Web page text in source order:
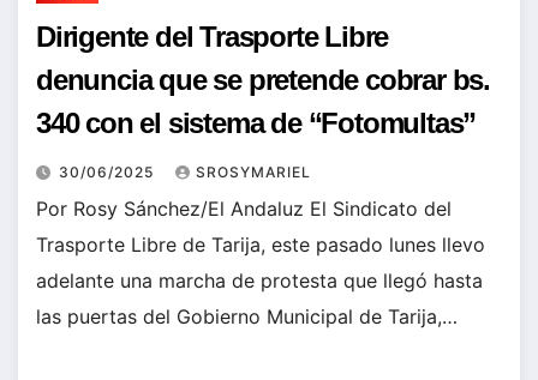
Dirigente del Trasporte Libre
denuncia que se pretende cobrar bs.
340 con el sistema de “Fotomultas”
30/06/2025 SROSYMARIEL
Por Rosy Sánchez/El Andaluz El Sindicato del
Trasporte Libre de Tarija, este pasado lunes llevo
adelante una marcha de protesta que llegó hasta
las puertas del Gobierno Municipal de Tarija,…